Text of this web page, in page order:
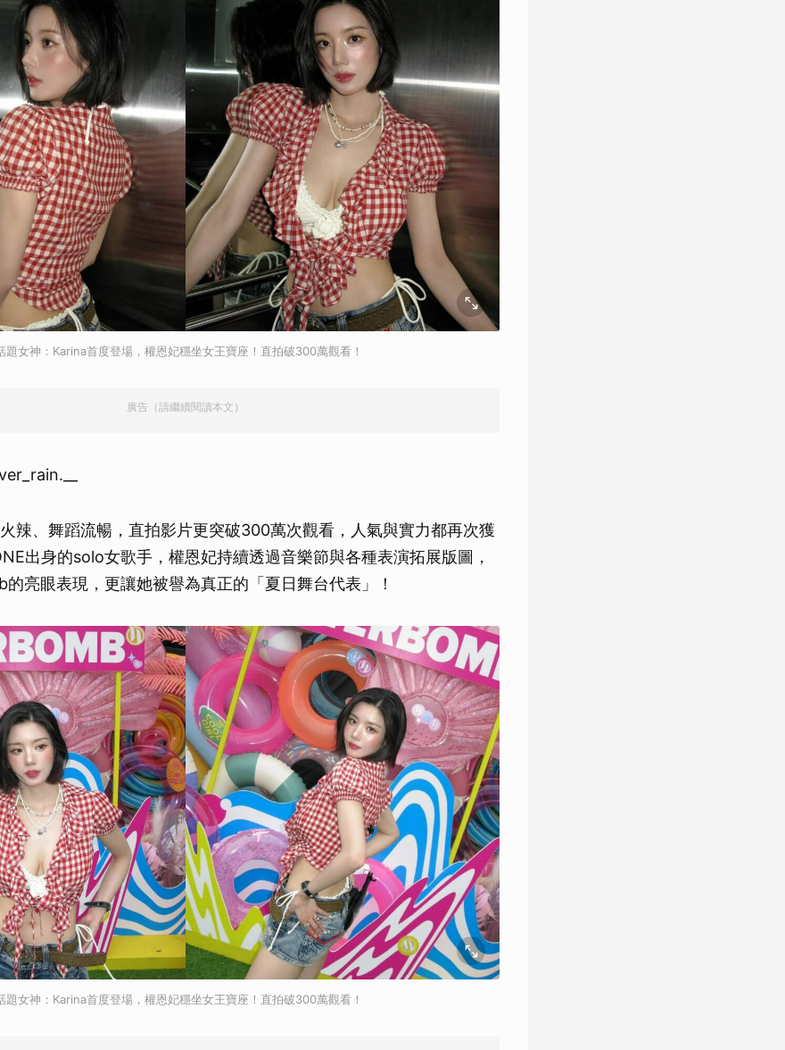
題女神：Karina首度登場，權恩妃穩坐女王寶座！直拍破300萬觀看！
廣告（請繼續閱讀本文）
辣、舞蹈流暢，直拍影片更突破300萬次觀看，人氣與實力都再次獲
出身的solo女歌手，權恩妃持續透過音樂節與各種表演拓展版圖，
亮眼表現，更讓她被譽為真正的「夏日舞台代表」！
題女神：Karina首度登場，權恩妃穩坐女王寶座！直拍破300萬觀看！
取消